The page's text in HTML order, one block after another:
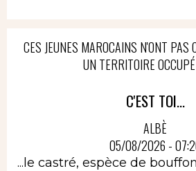
CES JEUNES MAROCAINS N'ONT PAS
UN TERRITOIRE
C'EST TOI...
ALBÈ
05/08/2026 -
...le castré, espèce de